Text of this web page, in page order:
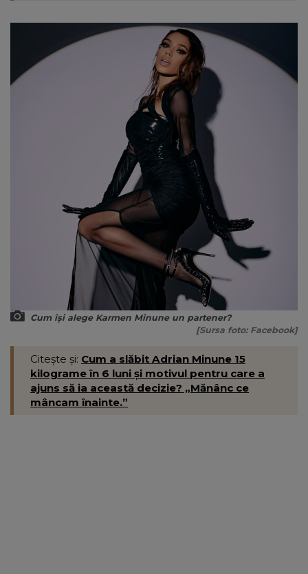
Cum își alege Karmen Minune un partener?
[Sursa foto: Facebook]
Citește și: Cum a slăbit Adrian Minune 15
kilograme în 6 luni și motivul pentru care a
ajuns să ia această decizie? „Mănânc ce
mâncam înainte.”